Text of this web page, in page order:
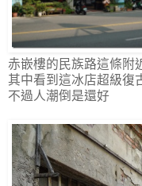
赤嵌樓的民族路這條附
其中看到這冰店超級復
不過人潮倒是還好